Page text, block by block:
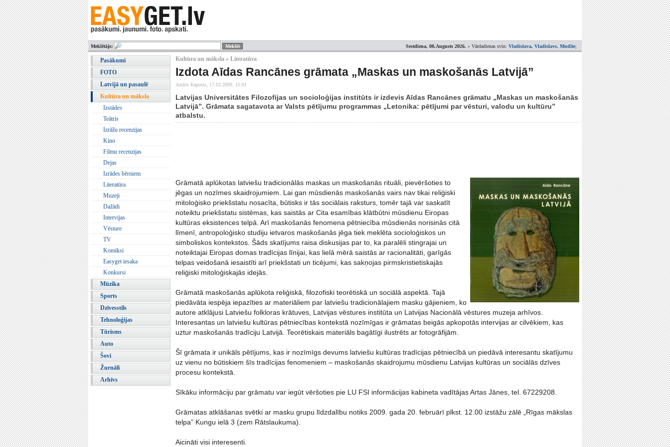
Sestdiena, 08.Augusts 2026. » Vārdadienas svin: Vladislava, Vladislavs, Mudīte;
Meklētājs:
Pasākumi
FOTO
Latvijā un pasaulē
Kultūra un māksla
Izstādes
Teātris
Izrāžu recenzijas
Kino
Filmu recenzijas
Dejas
Izrādes bērniem
Literatūra
Muzeji
Dažādi
Intervijas
Vēsture
TV
Komiksi
Easyget iesaka
Konkursi
Mūzika
Sports
Dzīvesstils
Tehnoloģijas
Tūrisms
Auto
Šovi
Žurnāli
Arhīvs
Kultūra un māksla » Literatūra
Izdota Aīdas Rancānes grāmata „Maskas un maskošanās Latvijā”
Andris Kapusts, 17.02.2009. 15:01
Latvijas Universitātes Filozofijas un socioloģijas institūts ir izdevis Aīdas Rancānes grāmatu „Maskas un maskošanās
Latvijā”. Grāmata sagatavota ar Valsts pētījumu programmas „Letonika: pētījumi par vēsturi, valodu un kultūru”
atbalstu.
Grāmatā aplūkotas latviešu tradicionālās maskas un maskošanās rituāli, pievēršoties to
jēgas un nozīmes skaidrojumiem. Lai gan mūsdienās maskošanās vairs nav tikai reliģiski
mitoloģisko priekšstatu nosacīta, būtisks ir tās sociālais raksturs, tomēr tajā var saskatīt
noteiktu priekšstatu sistēmas, kas saistās ar Cita esamības klātbūtni mūsdienu Eiropas
kultūras eksistences telpā. Arī maskošanās fenomena pētniecība mūsdienās norisinās citā
līmenī, antropoloģisko studiju ietvaros maskošanās jēga tiek meklēta socioloģiskos un
simboliskos kontekstos. Šāds skatījums raisa diskusijas par to, ka paralēli stingrajai un
noteiktajai Eiropas domas tradīcijas līnijai, kas lielā mērā saistās ar racionalitāti, garīgās
telpas veidošanā iesaistīti arī priekšstati un ticējumi, kas sakņojas pirmskristietiskajās
reliģiski mitoloģiskajās idejās.
Grāmatā maskošanās aplūkota reliģiskā, filozofiski teorētiskā un sociālā aspektā. Tajā
piedāvāta iespēja iepazīties ar materiāliem par latviešu tradicionālajiem masku gājieniem, ko
autore atklājusi Latviešu folkloras krātuves, Latvijas vēstures institūta un Latvijas Nacionālā vēstures muzeja arhīvos.
Interesantas un latviešu kultūras pētniecības kontekstā nozīmīgas ir grāmatas beigās apkopotās intervijas ar cilvēkiem, kas
uztur maskošanās tradīciju Latvijā. Teorētiskais materiāls bagātīgi ilustrēts ar fotogrāfijām.
Šī grāmata ir unikāls pētījums, kas ir nozīmīgs devums latviešu kultūras tradīcijas pētniecībā un piedāvā interesantu skatījumu
uz vienu no būtiskiem šīs tradīcijas fenomeniem – maskošanās skaidrojumu mūsdienu Latvijas kultūras un sociālās dzīves
procesu kontekstā.
Sīkāku informāciju par grāmatu var iegūt vēršoties pie LU FSI informācijas kabineta vadītājas Artas Jānes, tel. 67229208.
Grāmatas atklāšanas svētki ar masku grupu līdzdalību notiks 2009. gada 20. februārī plkst. 12.00 izstāžu zālē „Rīgas mākslas
telpa” Kungu ielā 3 (zem Rātslaukuma).
Aicināti visi interesenti.